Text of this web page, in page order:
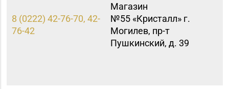
8 (0222) 42-76-70, 42-
76-42
Магазин
№55 «Кристалл» г.
Могилев, пр-т
Пушкинский, д. 39